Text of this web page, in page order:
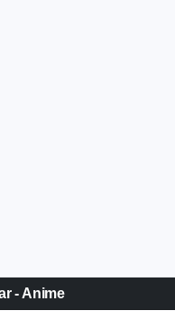
- Anime